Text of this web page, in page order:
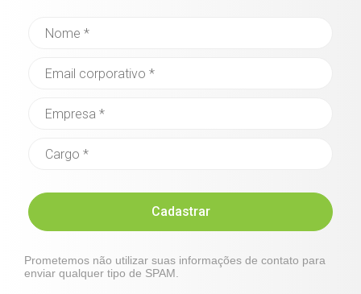
Cadastrar
Prometemos não utilizar suas informações de contato para
enviar qualquer tipo de SPAM.